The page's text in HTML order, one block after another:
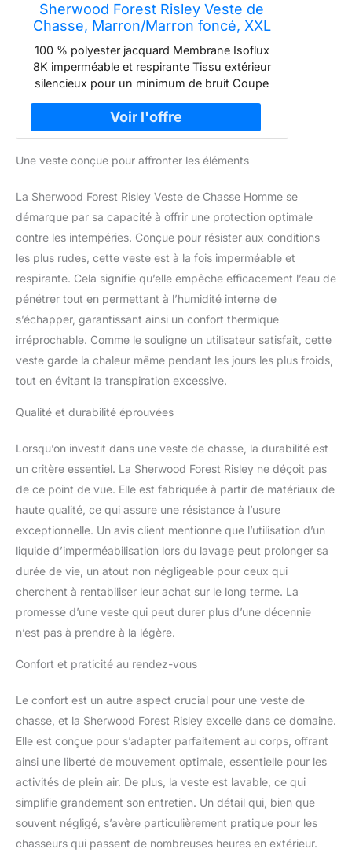
Sherwood Forest Risley Veste de
Chasse, Marron/Marron foncé, XXL
Homme
100 % polyester jacquard Membrane Isoflux
8K imperméable et respirante Tissu extérieur
silencieux pour un minimum de bruit Coupe
poches à soufflet avec trous de drainage
Une veste conçue pour affronter les éléments
La Sherwood Forest Risley Veste de Chasse Homme se
démarque par sa capacité à offrir une protection optimale
contre les intempéries. Conçue pour résister aux conditions
les plus rudes, cette veste est à la fois imperméable et
respirante. Cela signifie qu’elle empêche efficacement l’eau de
pénétrer tout en permettant à l’humidité interne de
s’échapper, garantissant ainsi un confort thermique
irréprochable. Comme le souligne un utilisateur satisfait, cette
veste garde la chaleur même pendant les jours les plus froids,
tout en évitant la transpiration excessive.
Qualité et durabilité éprouvées
Lorsqu’on investit dans une veste de chasse, la durabilité est
un critère essentiel. La Sherwood Forest Risley ne déçoit pas
de ce point de vue. Elle est fabriquée à partir de matériaux de
haute qualité, ce qui assure une résistance à l’usure
exceptionnelle. Un avis client mentionne que l’utilisation d’un
liquide d’imperméabilisation lors du lavage peut prolonger sa
durée de vie, un atout non négligeable pour ceux qui
cherchent à rentabiliser leur achat sur le long terme. La
promesse d’une veste qui peut durer plus d’une décennie
n’est pas à prendre à la légère.
Confort et praticité au rendez-vous
Le confort est un autre aspect crucial pour une veste de
chasse, et la Sherwood Forest Risley excelle dans ce domaine.
Elle est conçue pour s’adapter parfaitement au corps, offrant
ainsi une liberté de mouvement optimale, essentielle pour les
activités de plein air. De plus, la veste est lavable, ce qui
simplifie grandement son entretien. Un détail qui, bien que
souvent négligé, s’avère particulièrement pratique pour les
chasseurs qui passent de nombreuses heures en extérieur.